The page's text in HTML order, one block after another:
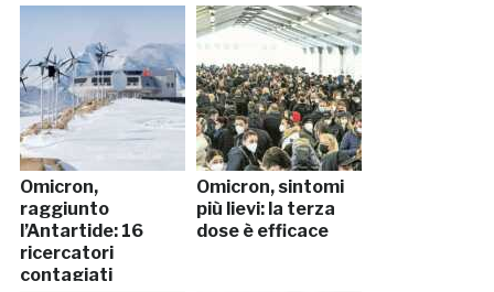
Omicron,
raggiunto
l’Antartide: 16
ricercatori
contagiati
Omicron, sintomi
più lievi: la terza
dose è efficace